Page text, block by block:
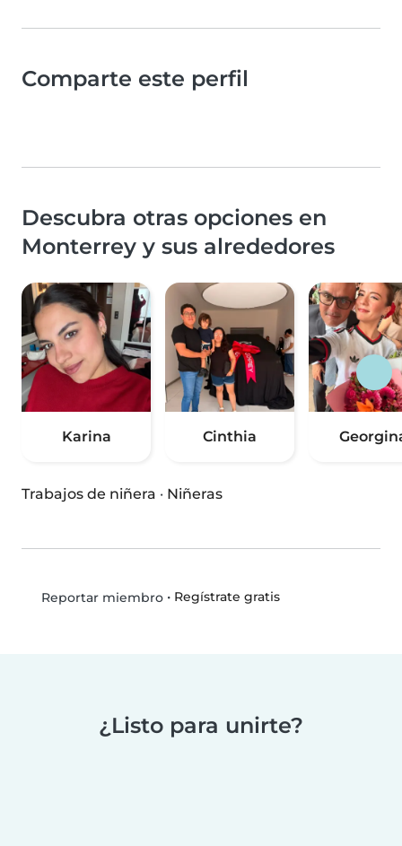
Comparte este perfil
Descubra otras opciones en
Monterrey y sus alrededores
Karina Cinthia
Trabajos de niñera · Niñeras
Reportar miembro• Regístrate gratis
¿Listo para unirte?